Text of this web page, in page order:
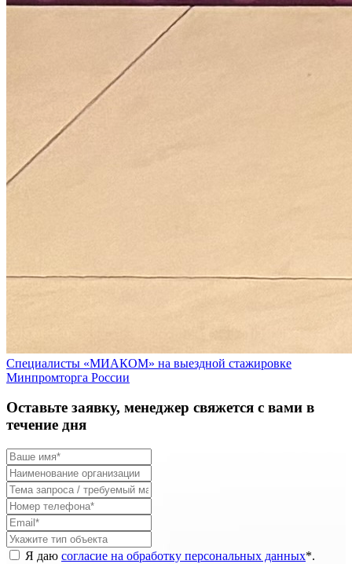
Специалисты «МИАКОМ» на выездной стажировке
Минпромторга России
Оставьте заявку, менеджер свяжется с вами в
течение дня
Я даю согласие на обработку персональных данных*.